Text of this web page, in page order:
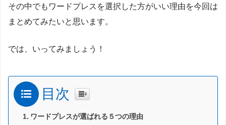
その中でもワードプレスを選択した方がいい理由を今回は
まとめてみたいと思います。
では、いってみましょう！
目次
ワードプレスが選ばれる５つの理由